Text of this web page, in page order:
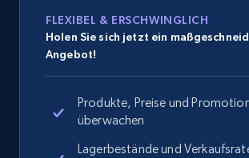
FLEXIBEL & ERSCHWINGLICH
Holen Sie sich jetzt ein
Angebot!
Produkte, Preise und
überwachen
Lagerbestände und